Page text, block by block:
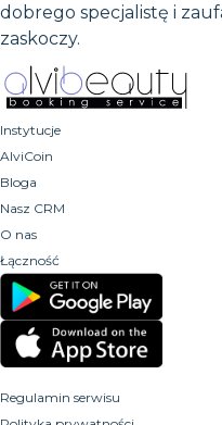
dobrego specjalistę i
zaskoczy.
Instytucje
AlviCoin
Bloga
Nasz CRM
O nas
Łączność
Regulamin serwisu